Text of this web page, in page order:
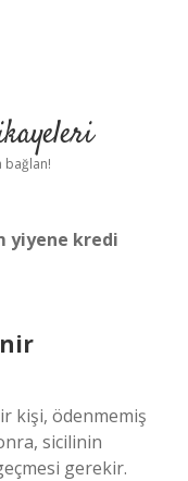
bağlan!
yiyene kredi
kişi, ödenmemiş
sicilinin
gerekir.